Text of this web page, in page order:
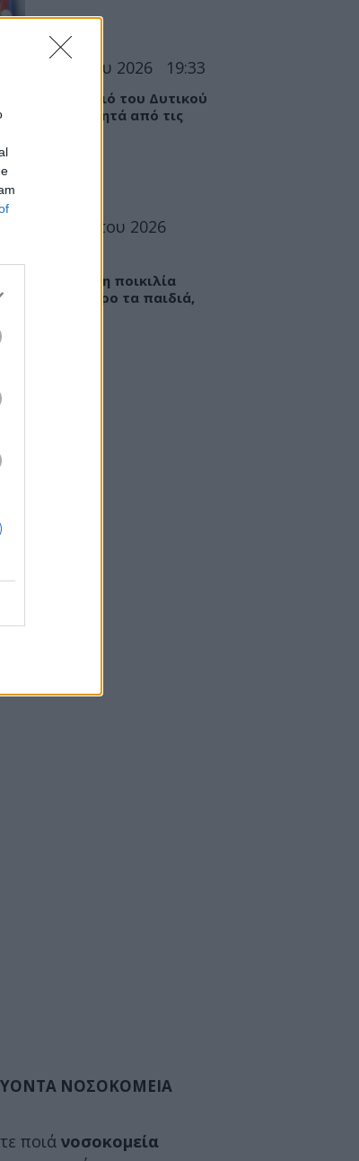
07 Αυγούστου 2026 19:33
για τον ιό του Δυτικού
Αττική – Τι ζητά από τις
07 Αυγούστου 2026
μια ενισχυμένη ποικιλία
σίδηρο τα παιδιά,
ΝΟΣΟΚΟΜΕΙΑ
ποιά νοσοκομεία